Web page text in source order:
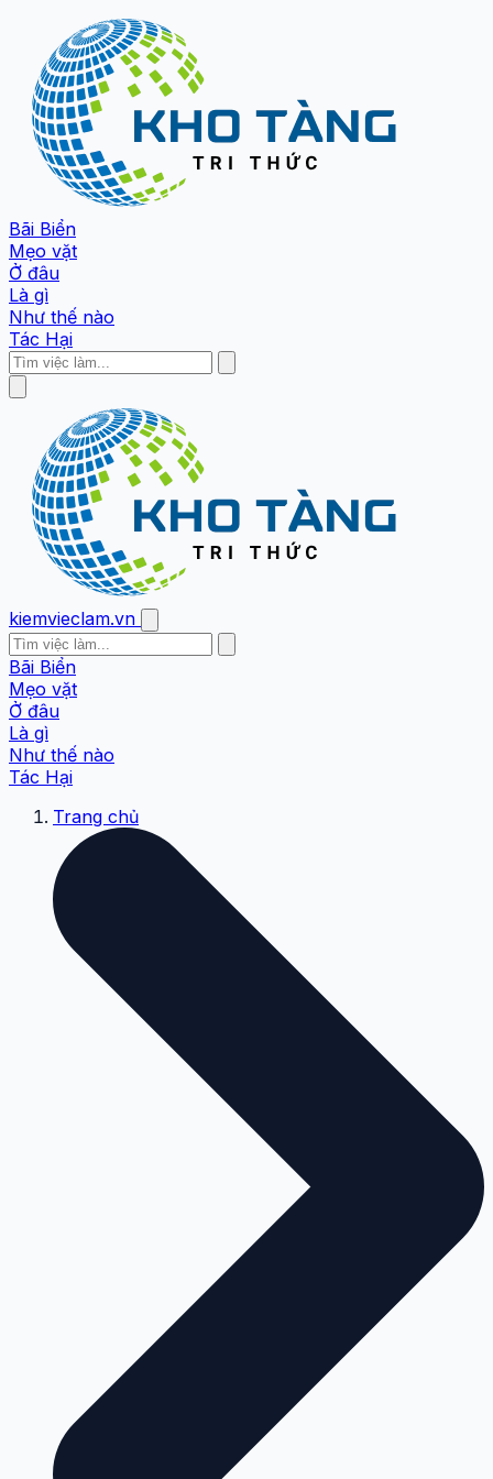
Bãi Biển
Mẹo vặt
Ở đâu
Là gì
Như thế nào
Tác Hại
kiemvieclam.vn
Bãi Biển
Mẹo vặt
Ở đâu
Là gì
Như thế nào
Tác Hại
Trang chủ